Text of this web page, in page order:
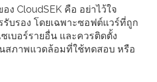
ง CloudSEK คือ อย่าไว้ใจ
บรอง โดยเฉพาะซอฟต์แวร์ที่ถูก
เบอร์รายอื่น และควรติดตั้ง
สภาพแวดล้อมที่ใช้ทดสอบ หรือ